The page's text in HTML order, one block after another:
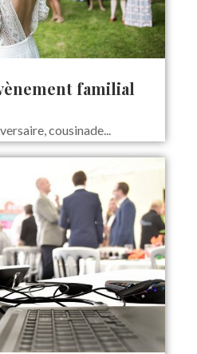
familial
cousinade...